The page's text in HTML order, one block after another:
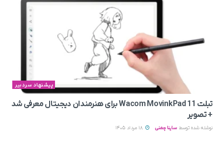
پیشنهاد سردبیر
تبلت Wacom MovinkPad 11 برای هنرمندان دیجیتال معرفی شد
+ تصویر
نوشته شده توسط ساینا چمنی